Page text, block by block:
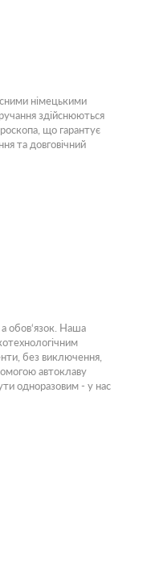
німецькими
здійснюються
що гарантує
та довговічний
обов‘язок. Наша
без виключення,
автоклаву
одноразовим - у нас